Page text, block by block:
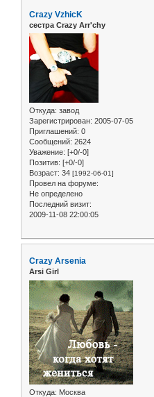
Crazy VzhicK
сестра Crazy Arr'chy
Откуда: завод
Зарегистрирован: 2005-07-05
Приглашений: 0
Сообщений: 2624
Уважение: [+0/-0]
Позитив: [+0/-0]
Возраст: 34 [1992-06-01]
Провел на форуме:
Не определено
Последний визит:
2009-11-08 22:00:05
Crazy Arsenia
Arsi Girl
Откуда: Москва